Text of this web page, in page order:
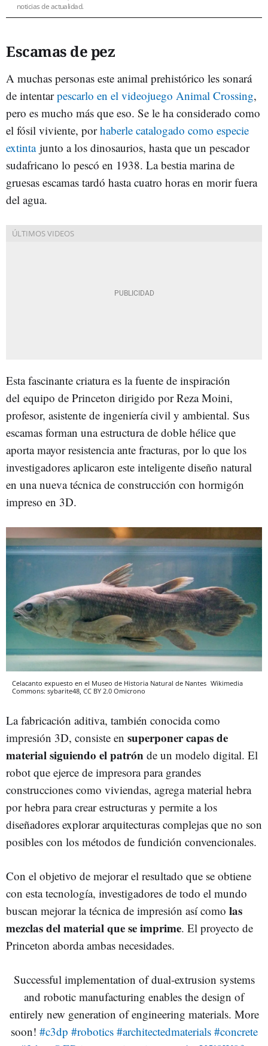
noticias de actualidad.
Escamas de pez
A muchas personas este animal prehistórico les sonará
de intentarpescarlo en el videojuego Animal Crossing,
pero es mucho más que eso. Se le ha considerado como
el fósil viviente, porhaberle catalogado como especie
extintajunto a los dinosaurios, hasta que un pescador
sudafricano lo pescó en 1938. La bestia marina de
gruesas escamas tardó hasta cuatro horas en morir fuera
del agua.
Esta fascinante criatura es la fuente de inspiración
del equipo de Princeton dirigido por Reza Moini,
profesor, asistente de ingeniería civil y ambiental. Sus
escamas forman una estructura de doble hélice que
aporta mayor resistencia ante fracturas, por lo que los
investigadores aplicaron este inteligente diseño natural
en una nueva técnica de construcción con hormigón
impreso en 3D.
Celacanto expuesto en el Museo de Historia Natural de Nantes Wikimedia
Commons: sybarite48, CC BY 2.0 Omicrono
La fabricación aditiva, también conocida como
impresión 3D, consiste en superponer capas de
material siguiendo el patrón de un modelo digital. El
robot que ejerce de impresora para grandes
construcciones como viviendas, agrega material hebra
por hebra para crear estructuras y permite a los
diseñadores explorar arquitecturas complejas que no son
posibles con los métodos de fundición convencionales.
Con el objetivo de mejorar el resultado que se obtiene
con esta tecnología, investigadores de todo el mundo
buscan mejorar la técnica de impresión así como las
mezclas del material que se imprime. El proyecto de
Princeton aborda ambas necesidades.
Successful implementation of dual-extrusion systems
and robotic manufacturing enables the design of
entirely new generation of engineering materials. More
soon! #c3dp #robotics #architectedmaterials #concrete